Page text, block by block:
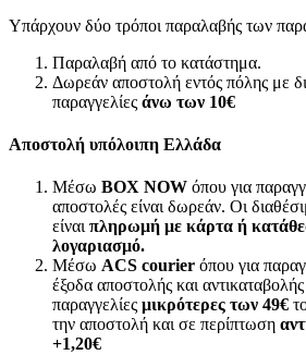
Υπάρχουν δύο τρόποι παραλαβής των
Παραλαβή από το κατάστημα.
Δωρεάν αποστολή εντός πόλης με
παραγγελίες άνω των 10€
Αποστολή υπόλοιπη Ελλάδα
Μέσω BOX NOW όπου για
αποστολές είναι δωρεάν. Οι
είναι πληρωμή με κάρτα ή
λογαριασμό.
Μέσω ACS courier όπου για
έξοδα αποστολής και αντικαταβολής
παραγγελίες μικρότερες των 49€
την αποστολή και σε περίπτωση
+1,20€